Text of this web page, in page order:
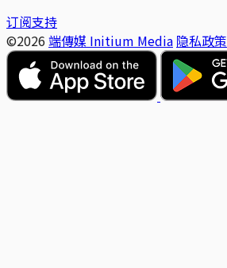
订阅支持
©2026 端傳媒 Initium Media 隐私政策